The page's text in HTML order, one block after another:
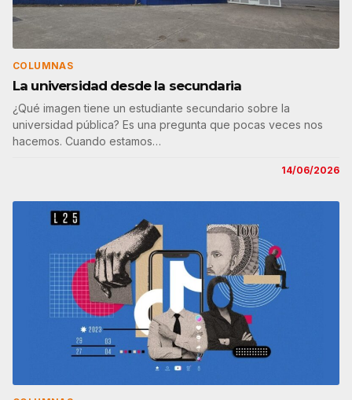
COLUMNAS
La universidad desde la secundaria
¿Qué imagen tiene un estudiante secundario sobre la
universidad pública? Es una pregunta que pocas veces nos
hacemos. Cuando estamos…
14/06/2026